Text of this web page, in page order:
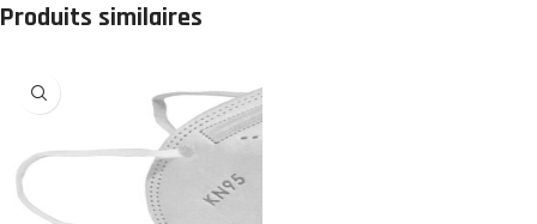
Produits similaires